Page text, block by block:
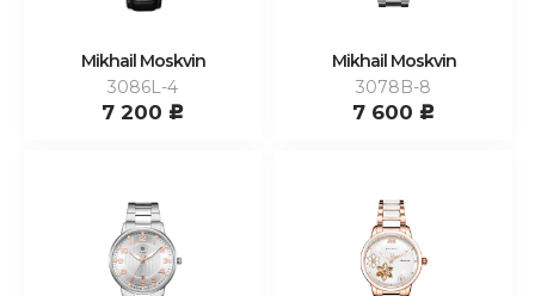
Mikhail Moskvin
3086L-4
7 200 c
Mikhail Moskvin
3078B-8
7 600 c